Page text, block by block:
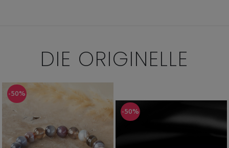
DIE ORIGINELLE
-50%
-50%